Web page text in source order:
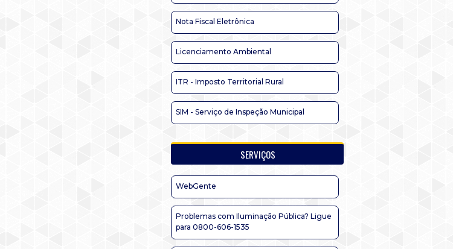
Nota Fiscal Eletrônica
Licenciamento Ambiental
ITR - Imposto Territorial Rural
SIM - Serviço de Inspeção Municipal
SERVIÇOS
WebGente
Problemas com Iluminação Pública? Ligue
para 0800-606-1535